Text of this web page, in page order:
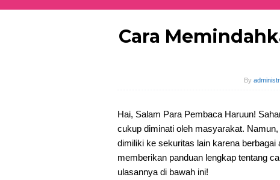
Cara
By
Hai, Salam Para Pembaca Haruun!
cukup diminati oleh masyarakat.
dimiliki ke sekuritas lain karena
memberikan panduan lengkap tentang
ulasannya di bawah ini!